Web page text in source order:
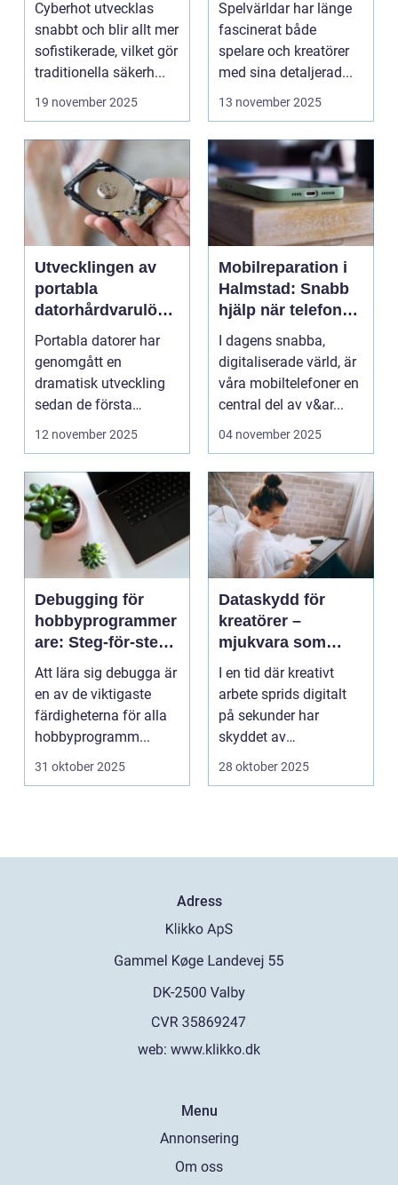
Cyberhot utvecklas
snabbt och blir allt mer
sofistikerade, vilket gör
traditionella säkerh...
19 november 2025
stadsplanering
Spelvärldar har länge
fascinerat både
spelare och kreatörer
med sina detaljerad...
13 november 2025
Utvecklingen av
portabla
datorhårdvarulösn
ingar
Portabla datorer har
genomgått en
dramatisk utveckling
sedan de första
bärbara model...
12 november 2025
Mobilreparation i
Halmstad: Snabb
hjälp när telefonen
gått sönder
I dagens snabba,
digitaliserade värld, är
våra mobiltelefoner en
central del av v&ar...
04 november 2025
Debugging för
hobbyprogrammer
are: Steg-för-steg-
metoder
Att lära sig debugga är
en av de viktigaste
färdigheterna för alla
hobbyprogramm...
31 oktober 2025
Dataskydd för
kreatörer –
mjukvara som
skyddar
intellektuellt
kapital
I en tid där kreativt
arbete sprids digitalt
på sekunder har
skyddet av
intellektuellt ka...
28 oktober 2025
Adress
web: www.klikko.dk
Menu
Annonsering
Om oss